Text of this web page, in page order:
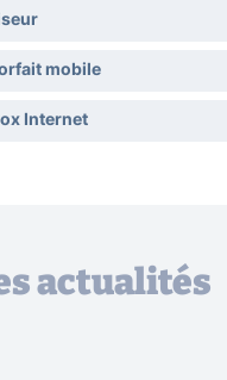
mobile
Internet
actualités